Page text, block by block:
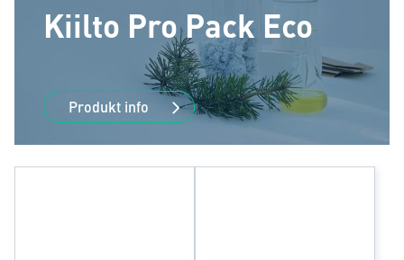
Kiilto Pro Pack Eco
Produkt info